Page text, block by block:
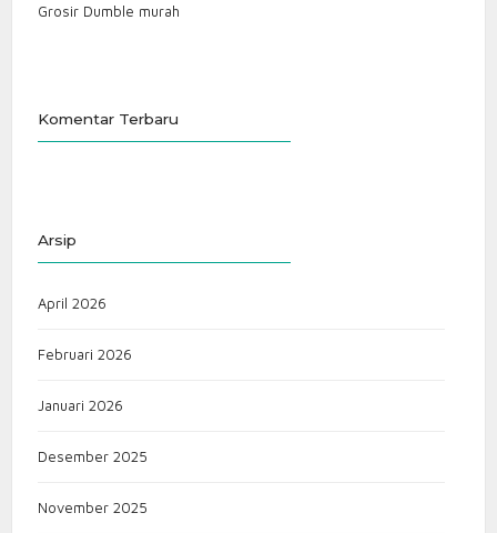
Grosir Dumble murah
Komentar Terbaru
Arsip
April 2026
Februari 2026
Januari 2026
Desember 2025
November 2025